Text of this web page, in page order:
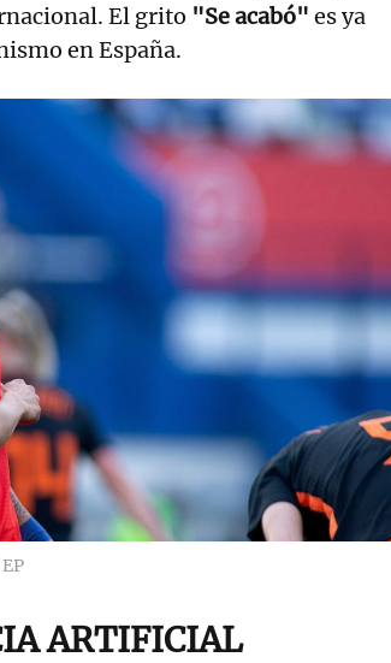
El grito "Se acabó" es ya
en España.
EP
ARTIFICIAL